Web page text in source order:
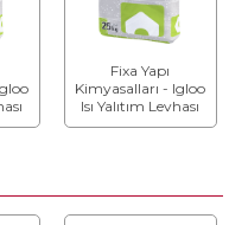
-
Fixa Yapı
Kimyasalları - Igloo
Isı Yalıtım Levhası
Sıvama Harcı -